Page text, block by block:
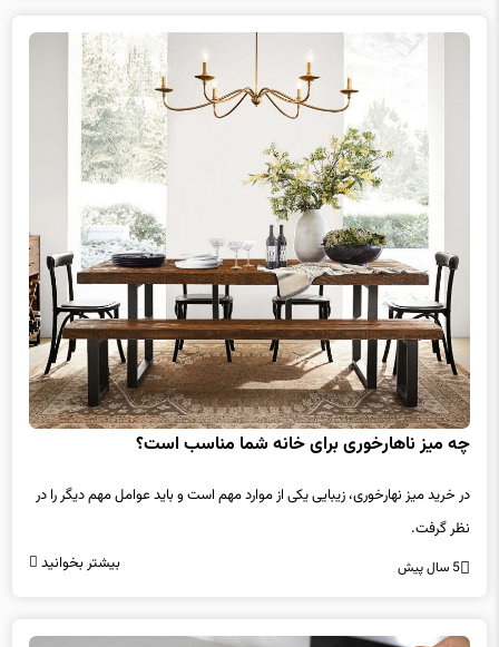
چه میز ناهارخوری برای خانه شما مناسب است؟
در خرید میز نهارخوری، زیبایی یکی از موارد مهم است و باید عوامل مهم دیگر را در
نظر گرفت.
5 سال پیش بیشتر بخوانید